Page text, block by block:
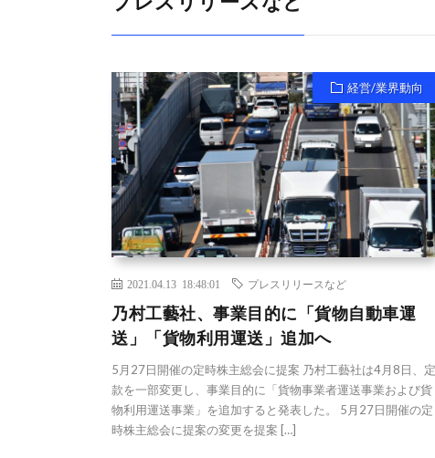
経営/業界動向
2021.04.13 18:48:01 プレスリリースなど
乃村工藝社、事業目的に「貨物自動車運
送」「貨物利用運送」追加へ
5月27日開催の定時株主総会に提案 乃村工藝社は4月8日、定
款を一部変更し、事業目的に「貨物事業者運送事業および貨
物利用運送事業」を追加すると発表した。 5月27日開催の定
時株主総会に提案の変更を提案 […]